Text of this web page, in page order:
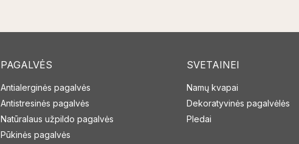
PAGALVĖS
Antialerginės pagalvės
Antistresinės pagalvės
Natūralaus užpildo pagalvės
Pūkinės pagalvės
SVETAINEI
Namų kvapai
Dekoratyvinės pagalvėlės
Pledai